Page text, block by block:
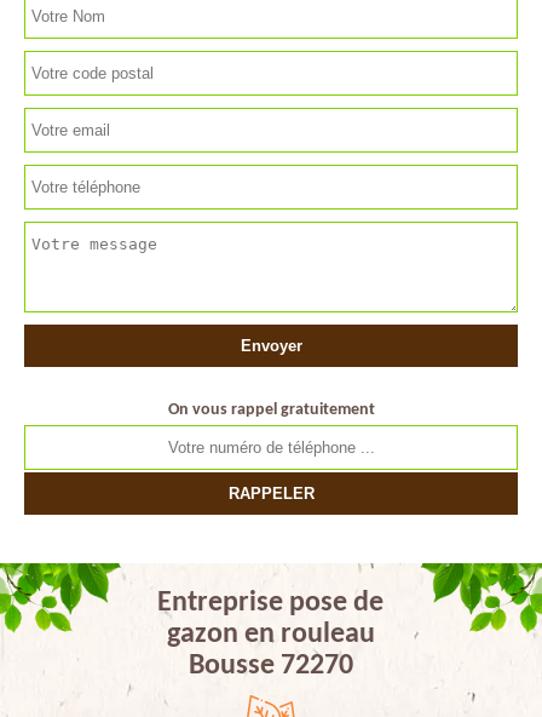
On vous rappel gratuitement
Entreprise pose de
gazon en rouleau
Bousse 72270